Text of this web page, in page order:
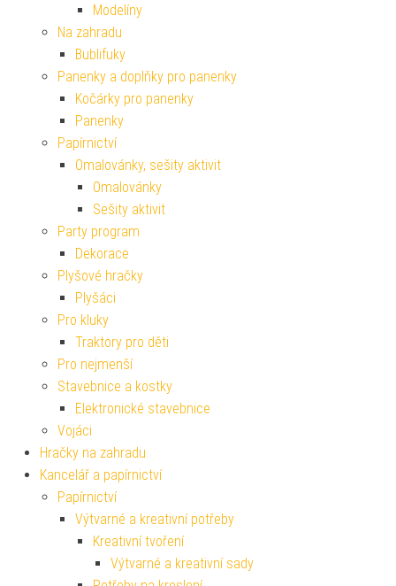
Modelíny
Na zahradu
Bublifuky
Panenky a doplňky pro panenky
Kočárky pro panenky
Panenky
Papírnictví
Omalovánky, sešity aktivit
Omalovánky
Sešity aktivit
Party program
Dekorace
Plyšové hračky
Plyšáci
Pro kluky
Traktory pro děti
Pro nejmenší
Stavebnice a kostky
Elektronické stavebnice
Vojáci
Hračky na zahradu
Kancelář a papírnictví
Papírnictví
Výtvarné a kreativní potřeby
Kreativní tvoření
Výtvarné a kreativní sady